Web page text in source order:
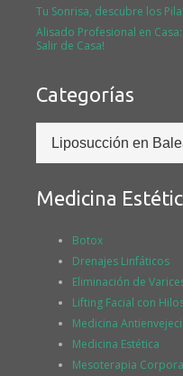
Tu Sonrisa, descubre los
Alisado Profesional en
Salir de Casa!
Categorías
Categorías
Medicina
Botox
Drenajes Linfáticos
Eliminación de
Lifting Facial con
Medicina
Medicina Estética
Mesoterapia